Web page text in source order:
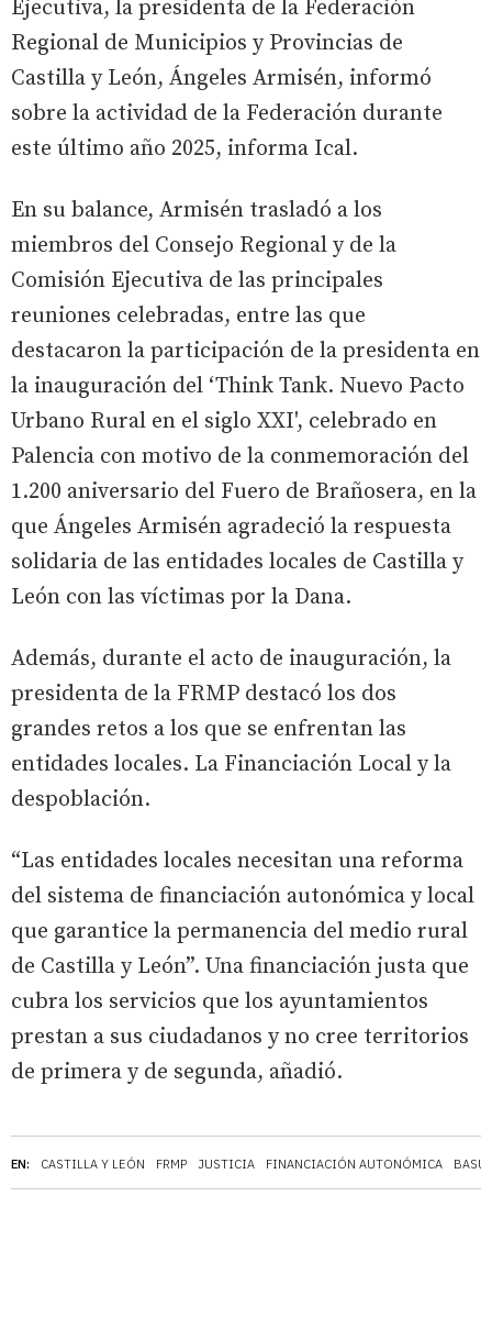
EN: CASTILLA Y LEÓN FRMP JUSTICIA FINANCIACIÓN AUTONÓMICA
Ejecutiva, la presidenta de la Federación
Regional de Municipios y Provincias de
Castilla y León, Ángeles Armisén, informó
sobre la actividad de la Federación durante
este último año 2025, informa Ical.
En su balance, Armisén trasladó a los
miembros del Consejo Regional y de la
Comisión Ejecutiva de las principales
reuniones celebradas, entre las que
destacaron la participación de la presidenta en
la inauguración del ‘Think Tank. Nuevo Pacto
Urbano Rural en el siglo XXI', celebrado en
Palencia con motivo de la conmemoración del
1.200 aniversario del Fuero de Brañosera, en la
que Ángeles Armisén agradeció la respuesta
solidaria de las entidades locales de Castilla y
León con las víctimas por la Dana.
Además, durante el acto de inauguración, la
presidenta de la FRMP destacó los dos
grandes retos a los que se enfrentan las
entidades locales. La Financiación Local y la
despoblación.
“Las entidades locales necesitan una reforma
del sistema de financiación autonómica y local
que garantice la permanencia del medio rural
de Castilla y León”. Una financiación justa que
cubra los servicios que los ayuntamientos
prestan a sus ciudadanos y no cree territorios
de primera y de segunda, añadió.